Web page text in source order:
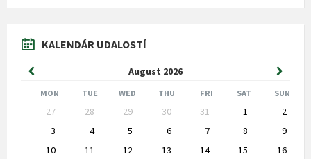
KALENDÁR UDALOSTÍ
August 2026
Previous
Month
Month
MON TUE WED THU FRI SAT SUN
calendar
27 28 29 30 31 1
2
3
4 5 6 7 8
9
10
11 12 13 14 15 16